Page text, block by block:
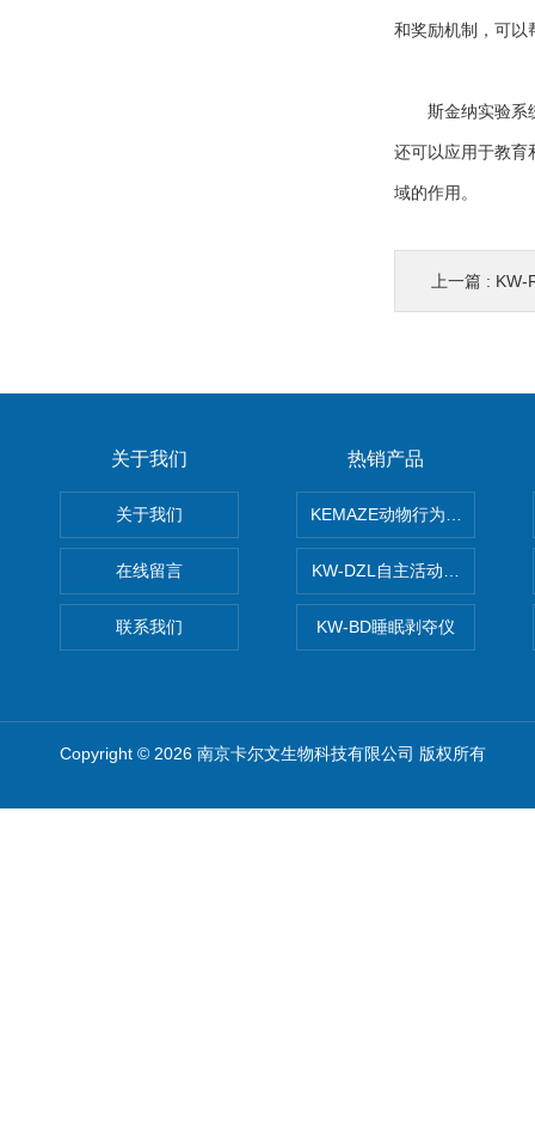
和奖励机制，可以
斯金纳实验系统
还可以应用于教育
域的作用。
上一篇 : KW-
关于我们
关于我们
在线留言
联系我们
热销产品
KEMAZE动物行为学分析系统
KW-DZL自主活动转轮系统
KW-BD睡眠剥夺仪
Copyright © 2026 南京卡尔文生物科技有限公司 版权所有